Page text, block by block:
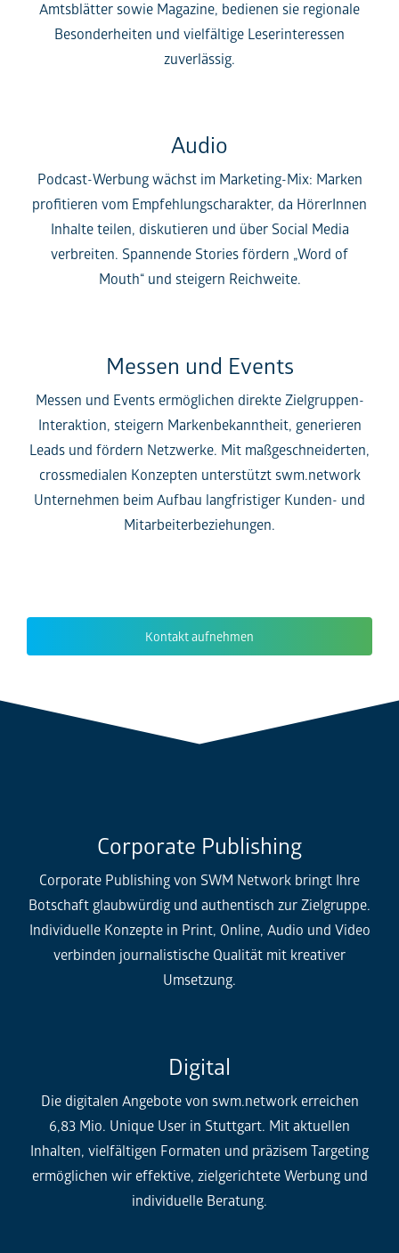
Amtsblätter sowie Magazine, bedienen sie regionale
Besonderheiten und vielfältige Leserinteressen
zuverlässig.
Audio
Podcast-Werbung wächst im Marketing-Mix: Marken
profitieren vom Empfehlungscharakter, da HörerInnen
Inhalte teilen, diskutieren und über Social Media
verbreiten. Spannende Stories fördern „Word of
Mouth“ und steigern Reichweite.
Messen und Events
Messen und Events ermöglichen direkte Zielgruppen-
Interaktion, steigern Markenbekanntheit, generieren
Leads und fördern Netzwerke. Mit maßgeschneiderten,
crossmedialen Konzepten unterstützt swm.network
Unternehmen beim Aufbau langfristiger Kunden- und
Mitarbeiterbeziehungen.
Kontakt aufnehmen
Corporate Publishing
Corporate Publishing von SWM Network bringt Ihre
Botschaft glaubwürdig und authentisch zur Zielgruppe.
Individuelle Konzepte in Print, Online, Audio und Video
verbinden journalistische Qualität mit kreativer
Umsetzung.
Digital
Die digitalen Angebote von swm.network erreichen
6,83 Mio. Unique User in Stuttgart. Mit aktuellen
Inhalten, vielfältigen Formaten und präzisem Targeting
ermöglichen wir effektive, zielgerichtete Werbung und
individuelle Beratung.